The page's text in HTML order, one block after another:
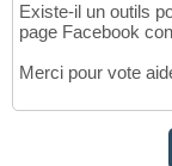
Existe-il un outils
page Facebook
Merci pour vote